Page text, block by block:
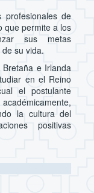
de
que permite a los
sus metas
su vida.
e Irlanda
en el Reino
el postulante
la cultura del
positivas